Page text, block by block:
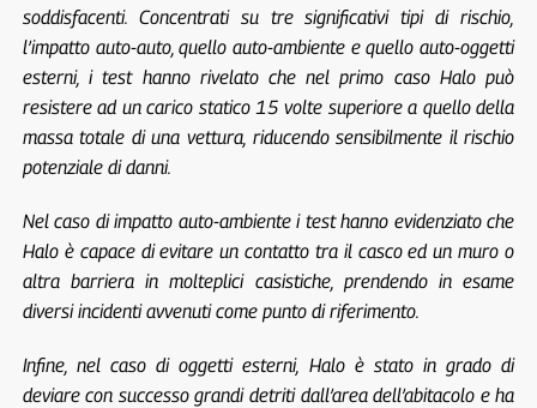
soddisfacenti. Concentrati su tre significativi tipi di rischio,
l’impatto auto-auto, quello auto-ambiente e quello auto-oggetti
esterni, i test hanno rivelato che nel primo caso Halo può
resistere ad un carico statico 15 volte superiore a quello della
massa totale di una vettura, riducendo sensibilmente il rischio
potenziale di danni.
Nel caso di impatto auto-ambiente i test hanno evidenziato che
Halo è capace di evitare un contatto tra il casco ed un muro o
altra barriera in molteplici casistiche, prendendo in esame
diversi incidenti avvenuti come punto di riferimento.
Infine, nel caso di oggetti esterni, Halo è stato in grado di
deviare con successo grandi detriti dall’area dell’abitacolo e ha